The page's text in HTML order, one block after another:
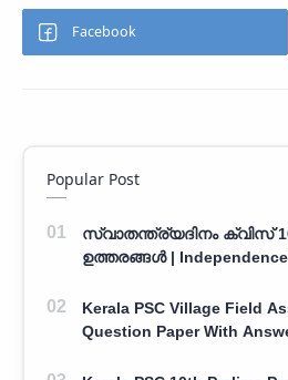
Popular Post
സ്വാതന്ത്ര്യദിനം ക്വിസ്
ഉത്തരങ്ങൾ | Independence Day Quiz Malayalam
Kerala PSC Village Field
Question Paper With